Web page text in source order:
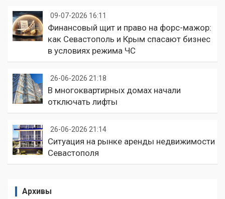
09-07-2026 16:11
Финансовый щит и право на форс-мажор:
как Севастополь и Крым спасают бизнес
в условиях режима ЧС
26-06-2026 21:18
В многоквартирных домах начали
отключать лифты
26-06-2026 21:14
Ситуация на рынке аренды недвижимости
Севастополя
Архивы